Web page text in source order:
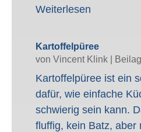
Weiterlesen
Kartoffelpüree
von Vincent Klink|
Kartoffelpüree ist ein
dafür, wie einfache
schwierig sein kann.
fluffig, kein Batz, aber